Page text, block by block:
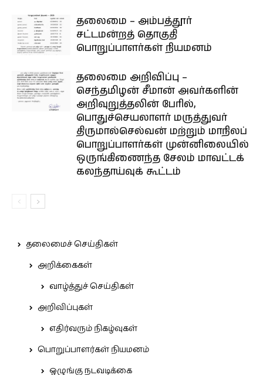
தலைமை – அம்பத்தூர்
சட்டமன்றத் தொகுதி
பொறுப்பாளர்கள் நியமனம்
தலைமை அறிவிப்பு –
செந்தமிழன் சீமான் அவர்களின்
அறிவுறுத்தலின் பேரில்,
பொதுச்செயலாளர் மருத்துவர்
திருமால்செல்வன் மற்றும் மாநிலப்
பொறுப்பாளர்கள் முன்னிலையில்
ஒருங்கிணைந்த சேலம் மாவட்டக்
கலந்தாய்வுக் கூட்டம்
தலைமைச் செய்திகள்
அறிக்கைகள்
வாழ்த்துச் செய்திகள்
அறிவிப்புகள்
எதிர்வரும் நிகழ்வுகள்
பொறுப்பாளர்கள் நியமனம்
ஒழுங்கு நடவடிக்கை